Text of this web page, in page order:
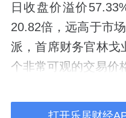
日收盘价溢价
20.82倍，远高于市
派，首席财务官林戈
个非常可观的交易价
打开乐居财经